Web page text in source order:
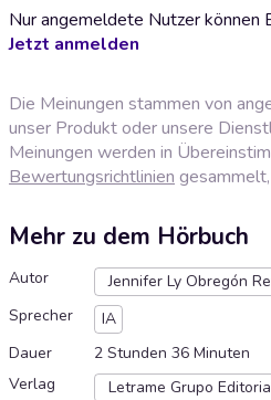
Nur angemeldete Nutzer können
Jetzt anmelden
Die Meinungen stammen von
unser Produkt oder unsere
Meinungen werden in
Bewertungsrichtlinien
Mehr zu dem Hörbuch
Autor
Jennifer Ly Obregón
Sprecher
IA
Dauer
2 Stunden 36 Minuten
Verlag
Letrame Grupo